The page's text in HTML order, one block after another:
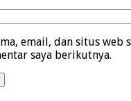
email, dan situs web
saya berikutnya.